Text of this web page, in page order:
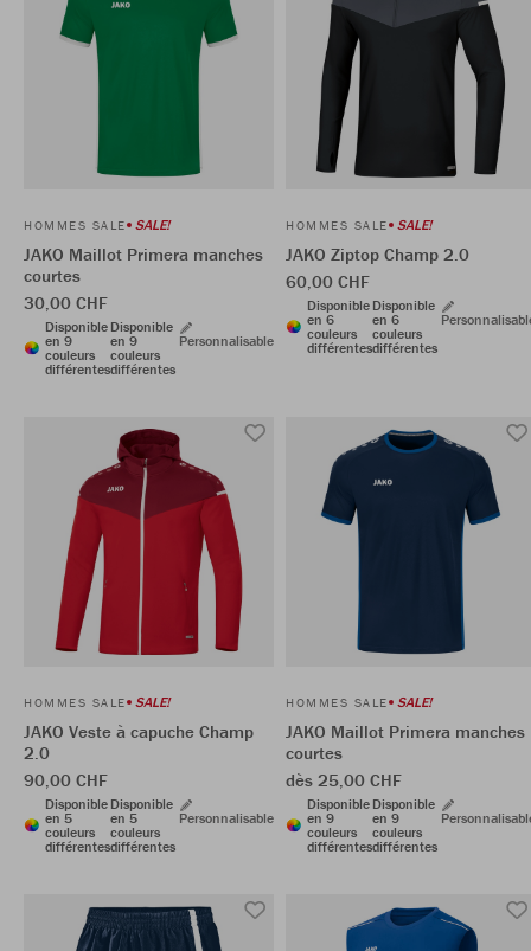
HOMMES SALE SALE!
JAKO Maillot Primera manches
courtes
30,00 CHF
Disponible
en 9
couleurs
différentes
Disponible
en 9
couleurs
différentes
Personnalisable
HOMMES SALE SALE!
JAKO Ziptop Champ 2.0
60,00 CHF
Disponible
en 6
couleurs
différentes
Disponible
en 6
couleurs
différentes
HOMMES SALE SALE!
JAKO Veste à capuche Champ
2.0
90,00 CHF
Disponible
en 5
couleurs
différentes
Disponible
en 5
couleurs
différentes
Personnalisable
HOMMES SALE SALE!
JAKO Maillot Primera manches
courtes
dès 25,00 CHF
Disponible
en 9
couleurs
différentes
Disponible
en 9
couleurs
différentes